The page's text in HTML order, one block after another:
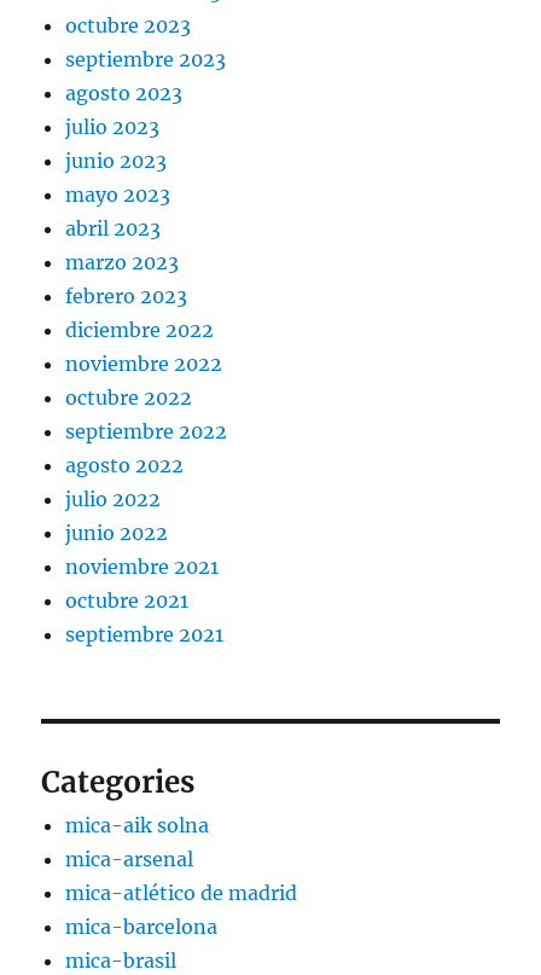
octubre 2023
septiembre 2023
agosto 2023
julio 2023
junio 2023
mayo 2023
abril 2023
marzo 2023
febrero 2023
diciembre 2022
noviembre 2022
octubre 2022
septiembre 2022
agosto 2022
julio 2022
junio 2022
noviembre 2021
octubre 2021
septiembre 2021
Categories
mica-aik solna
mica-arsenal
mica-atlético de madrid
mica-barcelona
mica-brasil